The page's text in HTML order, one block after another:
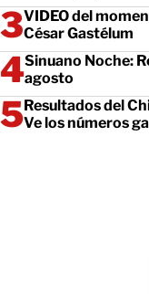
VIDEO del
César Gastélum
Sinuano Noche:
agosto
Resultados del
Ve los números